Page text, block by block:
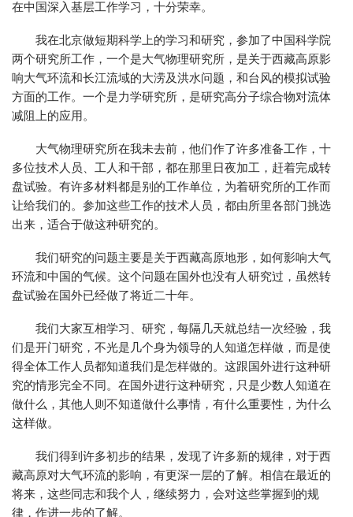
在中国深入基层工作学习，十分荣幸。
我在北京做短期科学上的学习和研究，参加了中国科学院
两个研究所工作，一个是大气物理研究所，是关于西藏高原影
响大气环流和长江流域的大涝及洪水问题，和台风的模拟试验
方面的工作。一个是力学研究所，是研究高分子综合物对流体
减阻上的应用。
大气物理研究所在我未去前，他们作了许多准备工作，十
多位技术人员、工人和干部，都在那里日夜加工，赶着完成转
盘试验。有许多材料都是别的工作单位，为着研究所的工作而
让给我们的。参加这些工作的技术人员，都由所里各部门挑选
出来，适合于做这种研究的。
我们研究的问题主要是关于西藏高原地形，如何影响大气
环流和中国的气候。这个问题在国外也没有人研究过，虽然转
盘试验在国外已经做了将近二十年。
我们大家互相学习、研究，每隔几天就总结一次经验，我
们是开门研究，不光是几个身为领导的人知道怎样做，而是使
得全体工作人员都知道我们是怎样做的。这跟国外进行这种研
究的情形完全不同。在国外进行这种研究，只是少数人知道在
做什么，其他人则不知道做什么事情，有什么重要性，为什么
这样做。
我们得到许多初步的结果，发现了许多新的规律，对于西
藏高原对大气环流的影响，有更深一层的了解。相信在最近的
将来，这些同志和我个人，继续努力，会对这些掌握到的规
律，作进一步的了解。